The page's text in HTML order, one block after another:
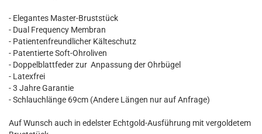
- Elegantes Master-Bruststück
- Dual Frequency Membran
- Patientenfreundlicher Kälteschutz
- Patentierte Soft-Ohroliven
- Doppelblattfeder zur Anpassung der Ohrbügel
- Latexfrei
- 3 Jahre Garantie
- Schlauchlänge 69cm (Andere Längen nur auf Anfrage)
Auf Wunsch auch in edelster Echtgold-Ausführung mit vergoldetem